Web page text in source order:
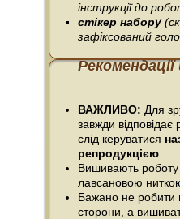
інструкції до
стікер набору
зафіксований
ВАЖЛИВО: Для
завжди
слід керуватися
репродукцією
Вишивають
лавсановою
Бажано не робити
сторони, а